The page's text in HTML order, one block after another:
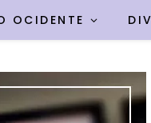
OCIDENTE